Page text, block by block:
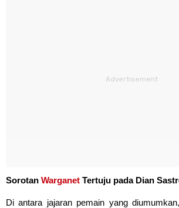
Sorotan Warganet Tertuju pada Dian
Di antara jajaran pemain yang